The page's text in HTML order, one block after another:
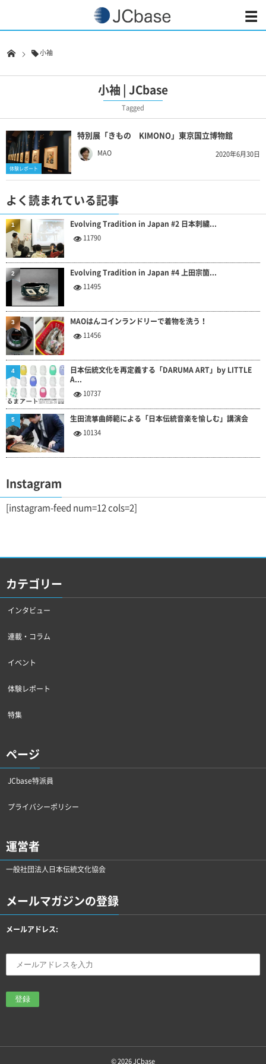
小袖
小袖 | JCbase
Tagged
体験レポート
特別展「きもの KIMONO」東京国立博物館
MAO 2020年6月30日
よく読まれている記事
Evolving Tradition in Japan #2 日本刺繍...
11790
1
Evolving Tradition in Japan #4 上田宗箇...
11495
2
MAOはんコインランドリーで着物を洗う！
11456
3
日本伝統文化を再定義する「DARUMA ART」by LITTLE
A...
10737
4
生田流箏曲師範による「日本伝統音楽を愉しむ」講演会
10134
5
Instagram
[instagram-feed num=12 cols=2]
カテゴリー
インタビュー
連載・コラム
イベント
体験レポート
特集
ページ
JCbase特派員
プライバシーポリシー
運営者
一般社団法人日本伝統文化協会
メールマガジンの登録
メールアドレス:
© 2026JCbase